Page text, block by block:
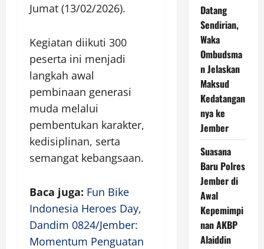
Jumat (13/02/2026).
Kegiatan diikuti 300
peserta ini menjadi
langkah awal
pembinaan generasi
muda melalui
pembentukan karakter,
kedisiplinan, serta
semangat kebangsaan.
Baca juga: Fun Bike
Indonesia Heroes Day,
Dandim 0824/Jember:
Momentum Penguatan
Datang
Sendirian,
Waka
Ombudsma
n Jelaskan
Maksud
Kedatangan
nya ke
Jember
Suasana
Baru Polres
Jember di
Awal
Kepemimpi
nan AKBP
Alaiddin